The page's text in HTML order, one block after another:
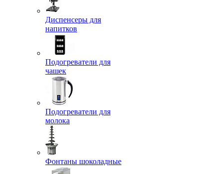
Диспенсеры для
напитков
Подогреватели для
чашек
Подогреватели для
молока
Фонтаны шоколадные